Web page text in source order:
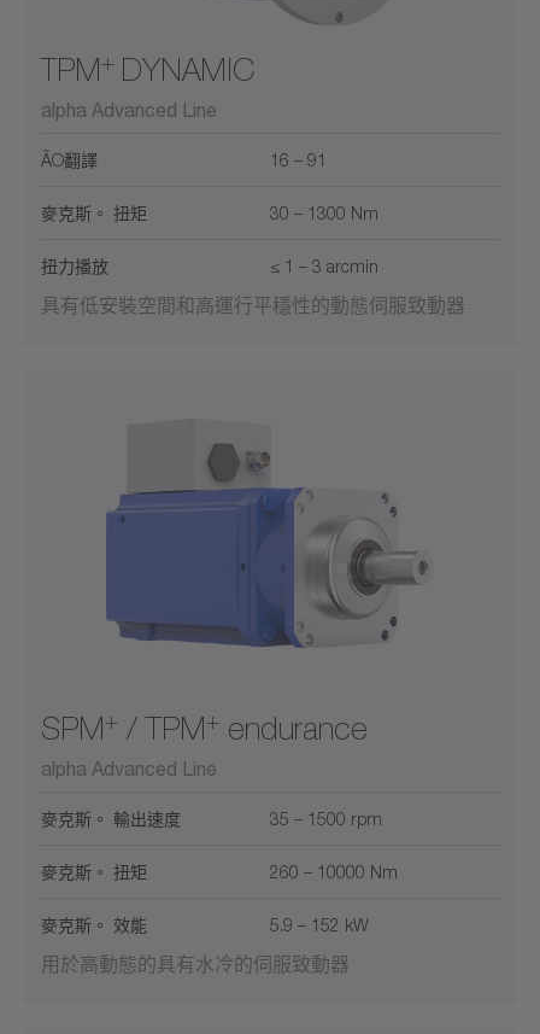
TPM+ DYNAMIC
alpha Advanced Line
ÃO翻譯 16 – 91
麥克斯。 扭矩 30 – 1300 Nm
扭力播放 ≤ 1 – 3 arcmin
具有低安裝空間和高運行平穩性的動態伺服致動器
SPM+ / TPM+ endurance
alpha Advanced Line
麥克斯。 輸出速度 35 – 1500 rpm
麥克斯。 扭矩 260 – 10000 Nm
麥克斯。 效能 5.9 – 152 kW
用於高動態的具有水冷的伺服致動器